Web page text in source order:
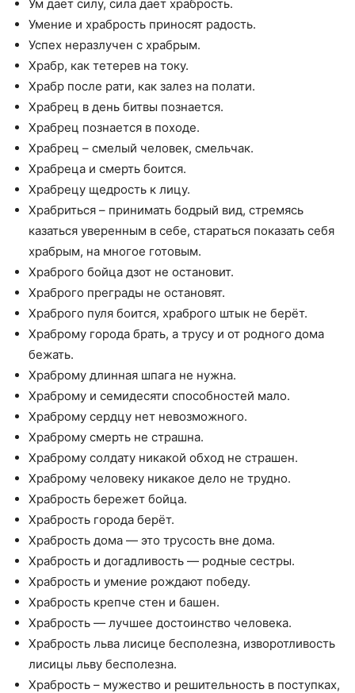
Ум дает силу, сила дает храбрость.
Умение и храбрость приносят радость.
Успех неразлучен с храбрым.
Храбр, как тетерев на току.
Храбр после рати, как залез на полати.
Храбрец в день битвы познается.
Храбрец познается в походе.
Храбрец – смелый человек, смельчак.
Храбреца и смерть боится.
Храбрецу щедрость к лицу.
Храбриться – принимать бодрый вид, стремясь
казаться уверенным в себе, стараться показать себя
храбрым, на многое готовым.
Храброго бойца дзот не остановит.
Храброго преграды не остановят.
Храброго пуля боится, храброго штык не берёт.
Храброму города брать, а трусу и от родного дома
бежать.
Храброму длинная шпага не нужна.
Храброму и семидесяти способностей мало.
Храброму сердцу нет невозможного.
Храброму смерть не страшна.
Храброму солдату никакой обход не страшен.
Храброму человеку никакое дело не трудно.
Храбрость бережет бойца.
Храбрость города берёт.
Храбрость дома — это трусость вне дома.
Храбрость и догадливость — родные сестры.
Храбрость и умение рождают победу.
Храбрость крепче стен и башен.
Храбрость — лучшее достоинство человека.
Храбрость льва лисице бесполезна, изворотливость
лисицы льву бесполезна.
Храбрость – мужество и решительность в поступках,